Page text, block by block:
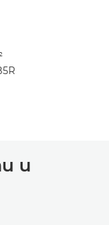
и